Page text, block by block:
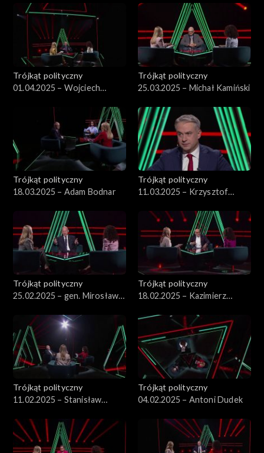
Trójkąt polityczny
01.04.2025 – Wojciech
Trójkąt polityczny
25.03.2025 – Michał Kamiński
Trójkąt polityczny
18.03.2025 – Adam Bodnar
Trójkąt polityczny
11.03.2025 – Krzysztof
Trójkąt polityczny
25.02.2025 – gen. Mirosław
Trójkąt polityczny
18.02.2025 – Kazimierz
Trójkąt polityczny
11.02.2025 – Stanisław
Trójkąt polityczny
04.02.2025 – Antoni Dudek